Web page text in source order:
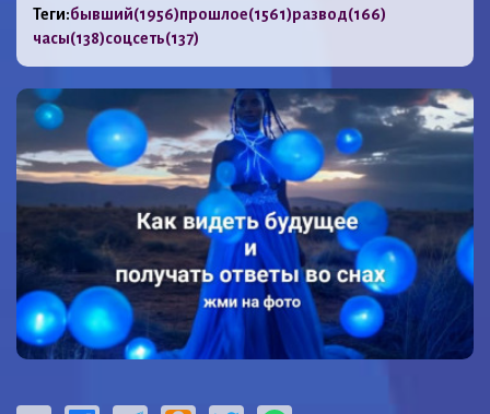
Теги:бывший(1956)прошлое(1561)развод(166)
часы(138)соцсеть(137)